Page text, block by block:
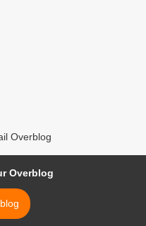
Overblog
Overblog